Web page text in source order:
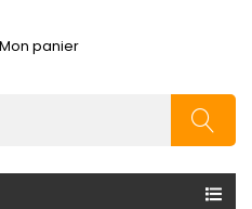
Mon panier